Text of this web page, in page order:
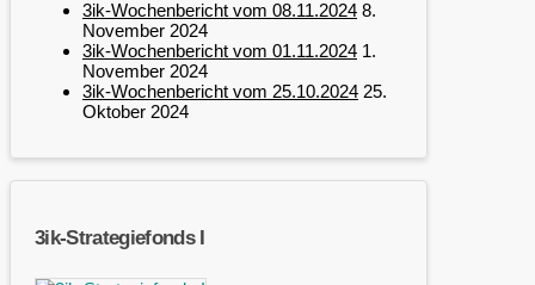
3ik-Wochenbericht vom 08.11.2024 8.
November 2024
3ik-Wochenbericht vom 01.11.2024 1.
November 2024
3ik-Wochenbericht vom 25.10.2024 25.
Oktober 2024
3ik-Strategiefonds I